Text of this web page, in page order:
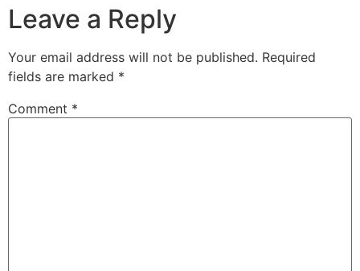
Leave a Reply
Your email address will not be published. Required
fields are marked *
Comment *